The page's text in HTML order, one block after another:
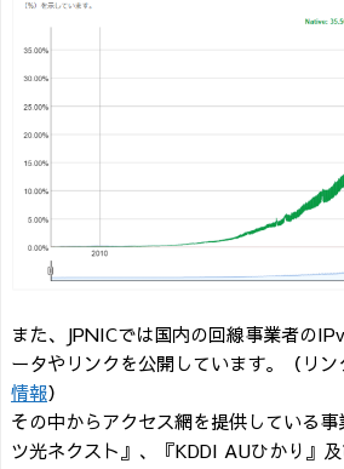
また、JPNICでは国内の回線事業者の
ータやリンクを公開しています。（リン
情報）
その中からアクセス網を提供している
ツ光ネクスト』、『KDDI AUひかり』